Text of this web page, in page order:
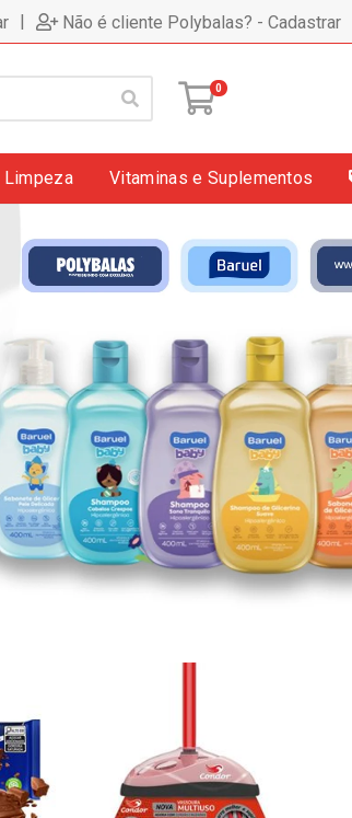
| Não é cliente Polybalas? - Cadastrar
0
Limpeza Vitaminas e Suplementos